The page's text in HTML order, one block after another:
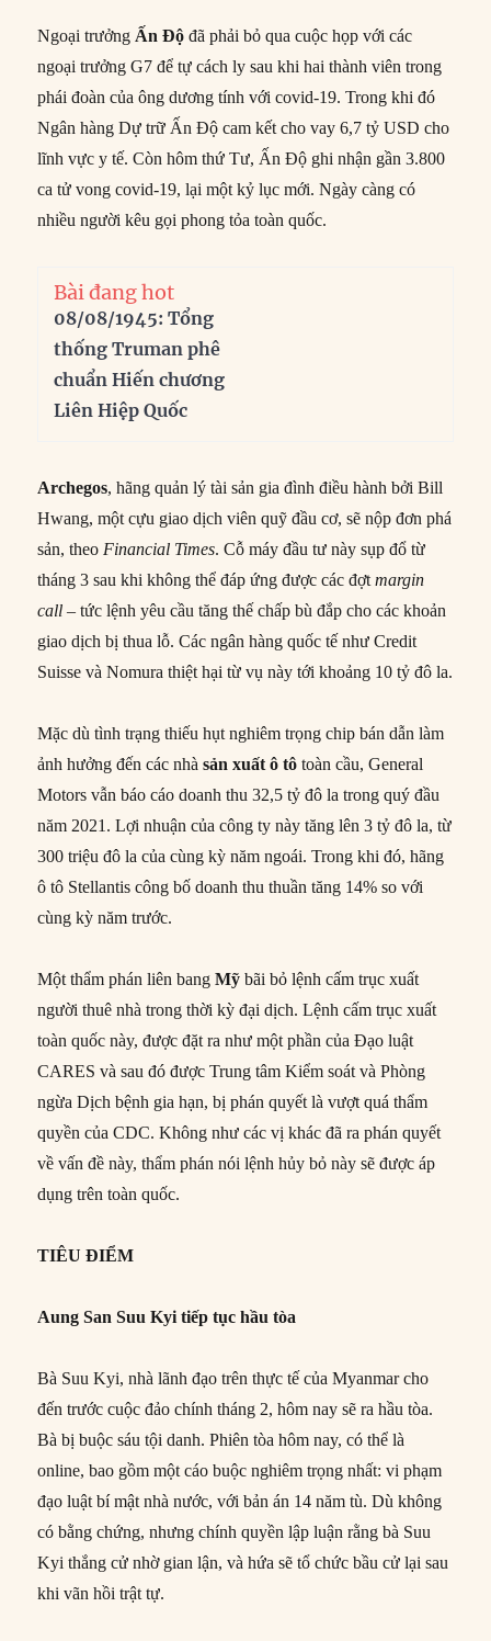
Ngoại trưởng Ấn Độ đã phải bỏ qua cuộc họp với các
ngoại trưởng G7 để tự cách ly sau khi hai thành viên trong
phái đoàn của ông dương tính với covid-19. Trong khi đó
Ngân hàng Dự trữ Ấn Độ cam kết cho vay 6,7 tỷ USD cho
lĩnh vực y tế. Còn hôm thứ Tư, Ấn Độ ghi nhận gần 3.800
ca tử vong covid-19, lại một kỷ lục mới. Ngày càng có
nhiều người kêu gọi phong tỏa toàn quốc.
Bài đang hot
08/08/1945: Tổng
thống Truman phê
chuẩn Hiến chương
Liên Hiệp Quốc
Archegos, hãng quản lý tài sản gia đình điều hành bởi Bill
Hwang, một cựu giao dịch viên quỹ đầu cơ, sẽ nộp đơn phá
sản, theo Financial Times. Cỗ máy đầu tư này sụp đổ từ
tháng 3 sau khi không thể đáp ứng được các đợtmargin
call – tức lệnh yêu cầu tăng thế chấp bù đắp cho các khoản
giao dịch bị thua lỗ. Các ngân hàng quốc tế như Credit
Suisse và Nomura thiệt hại từ vụ này tới khoảng 10 tỷ đô la.
Mặc dù tình trạng thiếu hụt nghiêm trọng chip bán dẫn làm
ảnh hưởng đến các nhàsản xuất ô tôtoàn cầu, General
Motors vẫn báo cáo doanh thu 32,5 tỷ đô la trong quý đầu
năm 2021. Lợi nhuận của công ty này tăng lên 3 tỷ đô la, từ
300 triệu đô la của cùng kỳ năm ngoái. Trong khi đó, hãng
ô tô Stellantis công bố doanh thu thuần tăng 14% so với
cùng kỳ năm trước.
Một thẩm phán liên bangMỹ bãi bỏ lệnh cấm trục xuất
người thuê nhà trong thời kỳ đại dịch. Lệnh cấm trục xuất
toàn quốc này, được đặt ra như một phần của Đạo luật
CARES và sau đó được Trung tâm Kiểm soát và Phòng
ngừa Dịch bệnh gia hạn, bị phán quyết là vượt quá thẩm
quyền của CDC. Không như các vị khác đã ra phán quyết
về vấn đề này, thẩm phán nói lệnh hủy bỏ này sẽ được áp
dụng trên toàn quốc.
TIÊU ĐIỂM
Aung San Suu Kyi tiếp tục hầu tòa
Bà Suu Kyi, nhà lãnh đạo trên thực tế của Myanmar cho
đến trước cuộc đảo chính tháng 2, hôm nay sẽ ra hầu tòa.
Bà bị buộc sáu tội danh. Phiên tòa hôm nay, có thể là
online, bao gồm một cáo buộc nghiêm trọng nhất: vi phạm
đạo luật bí mật nhà nước, với bản án 14 năm tù. Dù không
có bằng chứng, nhưng chính quyền lập luận rằng bà Suu
Kyi thắng cử nhờ gian lận, và hứa sẽ tổ chức bầu cử lại sau
khi vãn hồi trật tự.